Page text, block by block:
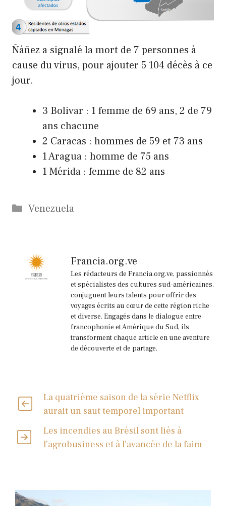
Ñáñez a signalé la mort de 7 personnes à
cause du virus, pour ajouter 5 104 décès à ce
jour.
3 Bolivar : 1 femme de 69 ans, 2 de 79
ans chacune
2 Caracas : hommes de 59 et 73 ans
1 Aragua : homme de 75 ans
1 Mérida : femme de 82 ans
Catégories
Venezuela
Francia.org.ve
Les rédacteurs de Francia.org.ve, passionnés
et spécialistes des cultures sud-américaines,
conjuguent leurs talents pour offrir des
voyages écrits au cœur de cette région riche
et diverse. Engagés dans le dialogue entre
francophonie et Amérique du Sud, ils
transforment chaque article en une aventure
de découverte et de partage.
La quatrième saison de la série Netflix
aurait un saut temporel important
Les incendies au Brésil sont liés à
l’agrobusiness et à l’avancée de la faim